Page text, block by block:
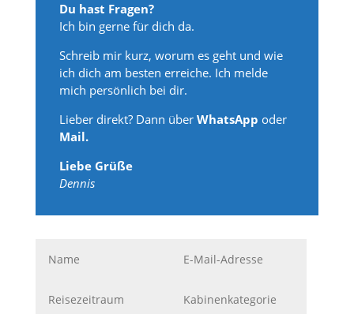
Du hast Fragen?
Ich bin gerne für dich da.
Schreib mir kurz, worum es geht und wie
ich dich am besten erreiche. Ich melde
mich persönlich bei dir.
Lieber direkt? Dann überWhatsApp oder
Mail.
Liebe Grüße
Dennis